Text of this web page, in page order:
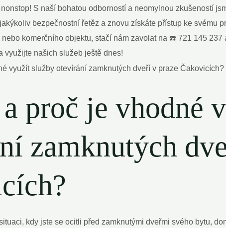
S naší bohatou odborností a neomylnou zkušeností
bezpečnostní řetěz a znovu získáte přístup ke svému
komerčního objektu, stačí nám zavolat na ☎️ 721 145
využijte našich služeb ještě dnes!
proč je vhodné
zamknutých
kdy jste se ocitli před zamknutými dveřmi svého bytu,